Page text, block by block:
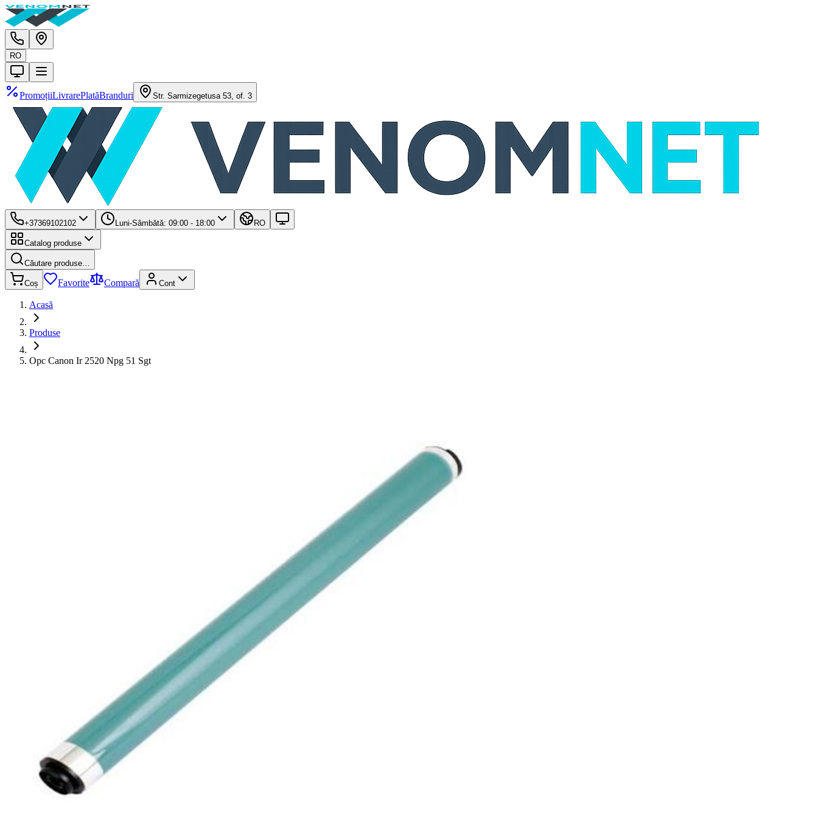
RO
PromoțiiLivrarePlatăBranduri Str. Sarmizegetusa 53, of. 3
+37369102102 Luni-Sâmbătă: 09:00 - 18:00 RO
Catalog produse
Căutare produse…
Coș Favorite Compară Cont
Acasă
Produse
Opc Canon Ir 2520 Npg 51 Sgt